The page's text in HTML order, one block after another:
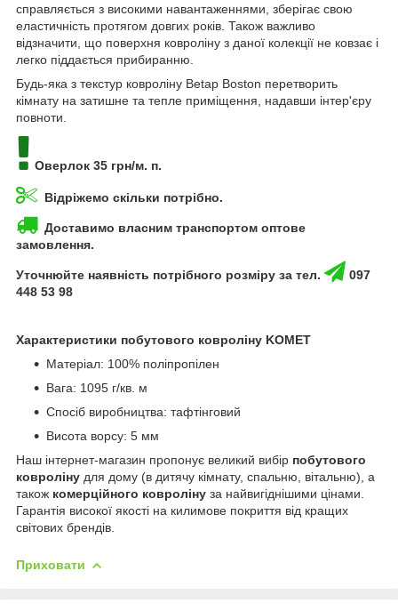
справляється з високими навантаженнями, зберігає свою
еластичність протягом довгих років. Також важливо
відзначити, що поверхня ковроліну з даної колекції не ковзає і
легко піддається прибиранню.
Будь-яка з текстур ковроліну Betap Boston перетворить
кімнату на затишне та тепле приміщення, надавши інтер'єру
повноти.
Оверлок 35 грн/м. п.
Відріжемо скільки потрібно.
Доставимо власним транспортом оптове
замовлення.
Уточнюйте наявність потрібного розміру за тел.
097
448 53 98
Характеристики побутового ковроліну KOMET
Матеріал: 100% поліпропілен
Вага: 1095 г/кв. м
Спосіб виробництва: тафтінговий
Висота ворсу: 5 мм
Наш інтернет-магазин пропонує великий вибір побутового
ковроліну для дому (в дитячу кімнату, спальню, вітальню), а
також комерційного ковроліну за найвигіднішими цінами.
Гарантія високої якості на килимове покриття від кращих
світових брендів.
Приховати